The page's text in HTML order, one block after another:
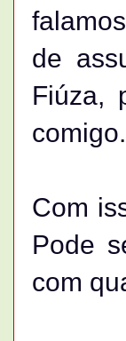
de
Fiúza,
comigo.
Com
Pode
com